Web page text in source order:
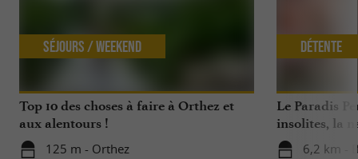
Top 10 des choses à faire à Orthez et
aux alentours !
125 m - Orthez
Séjours / Weekend
Le Paradis
insolites, la
sauvages …
6,2 km -
Détente